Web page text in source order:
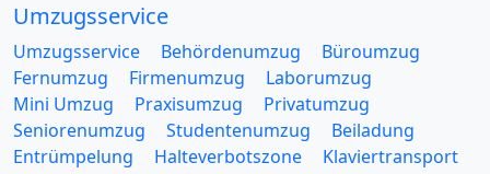
Umzugsservice
Umzugsservice Behördenumzug
Büroumzug
Fernumzug
Firmenumzug
Laborumzug
Mini Umzug
Praxisumzug
Privatumzug
Seniorenumzug
Studentenumzug
Beiladung
Entrümpelung
Halteverbotszone
Klaviertransport